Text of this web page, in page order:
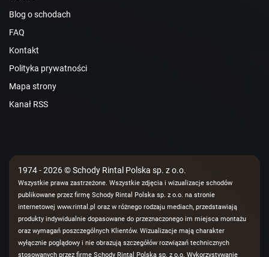
Blog o schodach
FAQ
Kontakt
Polityka prywatności
Mapa strony
Kanał RSS
1974 - 2026 © Schody Rintal Polska sp. z o.o.
Wszystkie prawa zastrzeżone. Wszystkie zdjęcia i wizualizacje schodów
publikowane przez firmę Schody Rintal Polska sp. z o.o. na stronie
internetowej www.rintal.pl oraz w różnego rodzaju mediach, przedstawiają
produkty indywidualnie dopasowane do przeznaczonego im miejsca montażu
oraz wymagań poszczególnych Klientów. Wizualizacje mają charakter
wyłącznie poglądowy i nie obrazują szczegółów rozwiązań technicznych
stosowanych przez firmę Schody Rintal Polska sp. z o.o. Wykorzystywanie